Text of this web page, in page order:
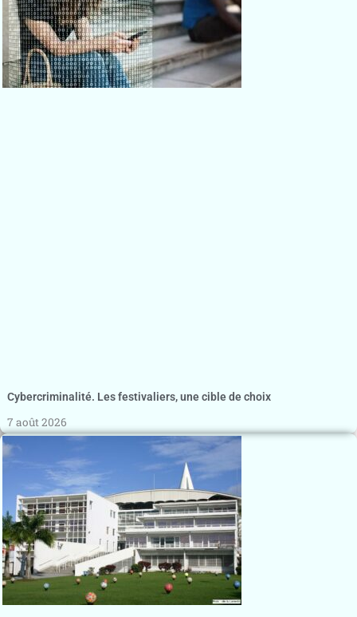
Cybercriminalité. Les festivaliers, une cible de choix
7 août 2026